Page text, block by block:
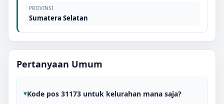
PROVINSI
Sumatera Selatan
Pertanyaan Umum
Kode pos 31173 untuk kelurahan mana saja?